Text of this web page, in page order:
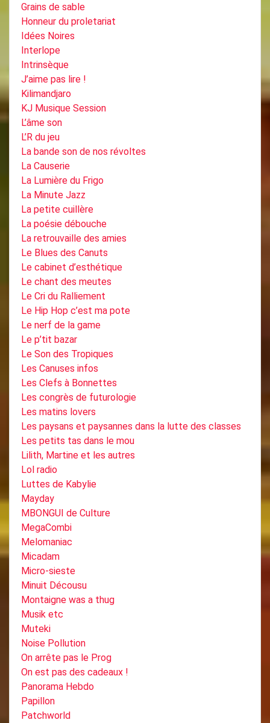
Grains de sable
Honneur du proletariat
Idées Noires
Interlope
Intrinsèque
J’aime pas lire !
Kilimandjaro
KJ Musique Session
L’âme son
L’R du jeu
La bande son de nos révoltes
La Causerie
La Lumière du Frigo
La Minute Jazz
La petite cuillère
La poésie débouche
La retrouvaille des amies
Le Blues des Canuts
Le cabinet d’esthétique
Le chant des meutes
Le Cri du Ralliement
Le Hip Hop c’est ma pote
Le nerf de la game
Le p’tit bazar
Le Son des Tropiques
Les Canuses infos
Les Clefs à Bonnettes
Les congrès de futurologie
Les matins lovers
Les paysans et paysannes dans la lutte des classes
Les petits tas dans le mou
Lilith, Martine et les autres
Lol radio
Luttes de Kabylie
Mayday
MBONGUI de Culture
MegaCombi
Melomaniac
Micadam
Micro-sieste
Minuit Décousu
Montaigne was a thug
Musik etc
Muteki
Noise Pollution
On arrête pas le Prog
On est pas des cadeaux !
Panorama Hebdo
Papillon
Patchworld